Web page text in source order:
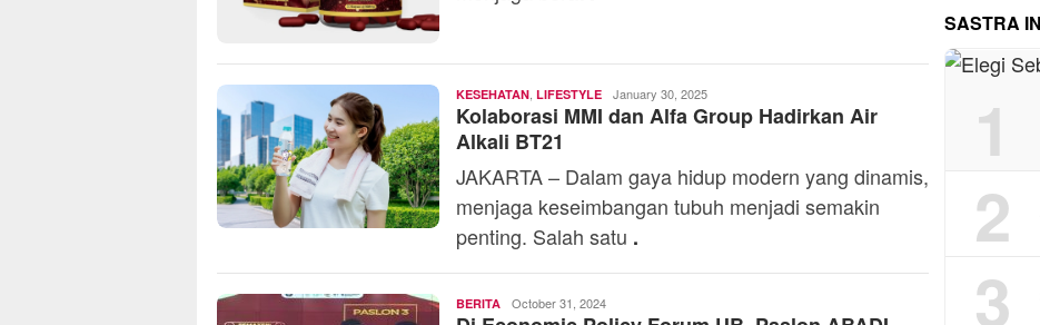
KESEHATAN, LIFESTYLE Andi
Mardana
January 30, 2025
Kolaborasi MMI dan Alfa Group Hadirkan Air
Alkali BT21
JAKARTA – Dalam gaya hidup modern yang dinamis,
menjaga keseimbangan tubuh menjadi semakin
penting. Salah satu .
BERITA Muh.
October 31, 2024
SASTRA
1
2
3